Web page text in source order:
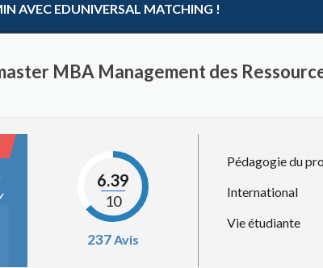
AVEC EDUNIVERSAL MATCHING !
MBA Management des
6.39
10
237 Avis
Pédagogie du
International
Vie étudiante